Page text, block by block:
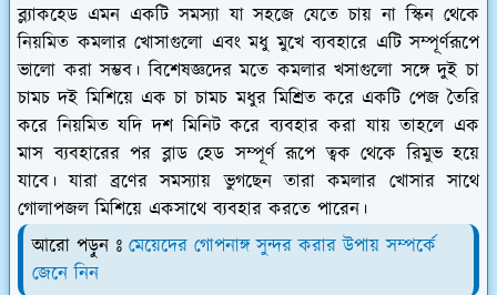
ব্ল্যাকহেড এমন একটি সমস্যা যা সহজে যেতে চায় না স্কিন থেকে
নিয়মিত কমলার খোসাগুলো এবং মধু মুখে ব্যবহারে এটি সম্পূর্ণরূপে
ভালো করা সম্ভব। বিশেষজ্ঞদের মতে কমলার খসাগুলো সঙ্গে দুই চা
চামচ দই মিশিয়ে এক চা চামচ মধুর মিশ্রিত করে একটি পেজ তৈরি
করে নিয়মিত যদি দশ মিনিট করে ব্যবহার করা যায় তাহলে এক
মাস ব্যবহারের পর ব্লাড হেড সম্পূর্ণ রূপে ত্বক থেকে রিমুভ হয়ে
যাবে। যারা ব্রণের সমস্যায় ভুগছেন তারা কমলার খোসার সাথে
গোলাপজল মিশিয়ে একসাথে ব্যবহার করতে পারেন।
আরো পড়ুন ঃ মেয়েদের গোপনাঙ্গ সুন্দর করার উপায় সম্পর্কে
জেনে নিন